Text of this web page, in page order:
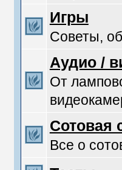
Игры
Советы,
Аудио /
От
Сотовая
Все о